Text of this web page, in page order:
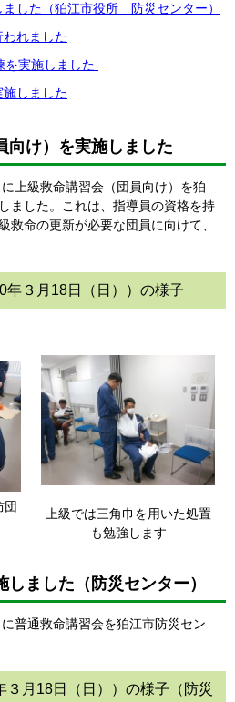
した（狛江市役所 防災センター）
れました
を実施しました
しました
向け）を実施しました
上級救命講習会（団員向け）を狛
ました。これは、指導員の資格を持
救命の更新が必要な団員に向けて、
年３月18日（日））の様子
団
上級では三角巾を用いた処置
も勉強します
ました（防災センター）
普通救命講習会を狛江市防災セン
月18日（日））の様子（防災